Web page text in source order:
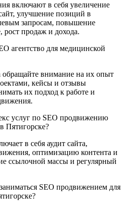
включают в себя увеличение
улучшение позиций в
запросам, повышение
рост продаж и дохода.
агентство для медицинской
обращайте внимание на их опыт
кейсы и отзывы
их подход к работе и
услуг по SEO продвижению
Пятигорске?
в себя аудит сайта,
оптимизацию контента и
ссылочной массы и регулярный
SEO продвижением для